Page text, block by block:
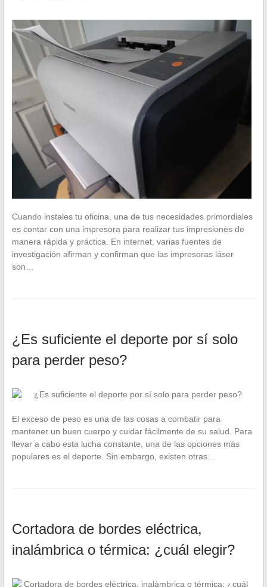
Cuando instales tu oficina, una de tus necesidades primordiales
es contar con una impresora para realizar tus impresiones de
manera rápida y práctica. En internet, varias fuentes de
investigación afirman y confirman que las impresoras láser
son…
¿Es suficiente el deporte por sí solo
para perder peso?
El exceso de peso es una de las cosas a combatir para
mantener un buen cuerpo y cuidar fácilmente de su salud. Para
llevar a cabo esta lucha constante, una de las opciones más
populares es el deporte. Sin embargo, existen otras…
Cortadora de bordes eléctrica,
inalámbrica o térmica: ¿cuál elegir?